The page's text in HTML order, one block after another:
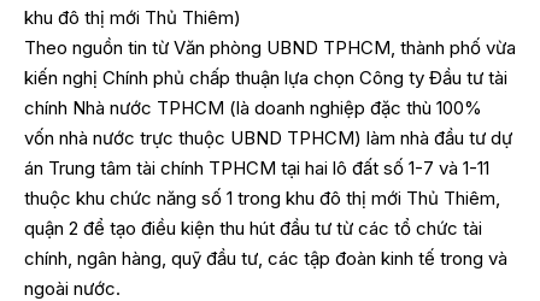
khu đô thị mới Thủ Thiêm)
Theo nguồn tin từ Văn phòng UBND TPHCM, thành phố vừa
kiến nghị Chính phủ chấp thuận lựa chọn Công ty Đầu tư tài
chính Nhà nước TPHCM (là doanh nghiệp đặc thù 100%
vốn nhà nước trực thuộc UBND TPHCM) làm nhà đầu tư dự
án Trung tâm tài chính TPHCM tại hai lô đất số 1-7 và 1-11
thuộc khu chức năng số 1 trong khu đô thị mới Thủ Thiêm,
quận 2 để tạo điều kiện thu hút đầu tư từ các tổ chức tài
chính, ngân hàng, quỹ đầu tư, các tập đoàn kinh tế trong và
ngoài nước.